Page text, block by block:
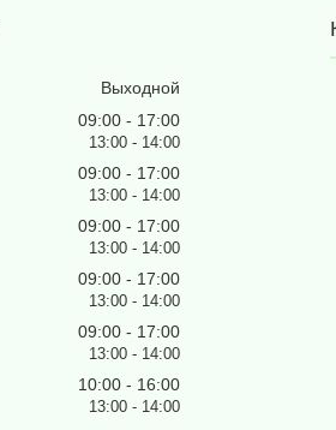
Выходной
09:00 17:00
13:00 14:00
09:00 17:00
13:00 14:00
09:00 17:00
13:00 14:00
09:00 17:00
13:00 14:00
09:00 17:00
13:00 14:00
10:00 16:00
13:00 14:00